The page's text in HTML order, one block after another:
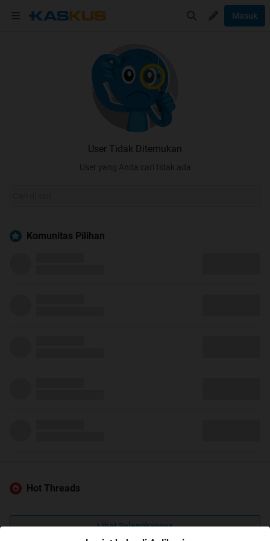
Masuk
User Tidak Ditemukan
User yang Anda cari tidak ada
Komunitas Pilihan
Hot Threads
Lihat Selengkapnya